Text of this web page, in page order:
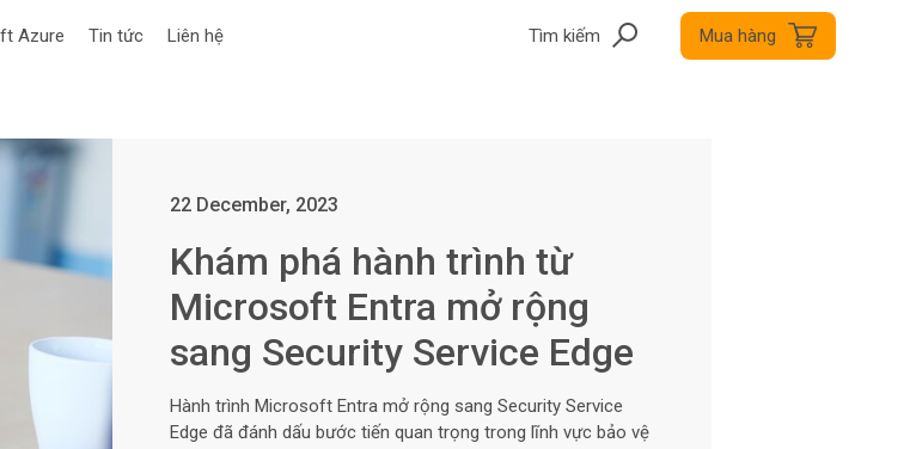
Azure Tin tức Liên hệ Tìm kiếm Mua hàng
22 December, 2023
Khám phá hành trình từ
Microsoft Entra mở rộng
sang Security Service Edge
Hành trình Microsoft Entra mở rộng sang Security Service
Edge đã đánh dấu bước tiến quan trọng trong lĩnh vực bảo vệ